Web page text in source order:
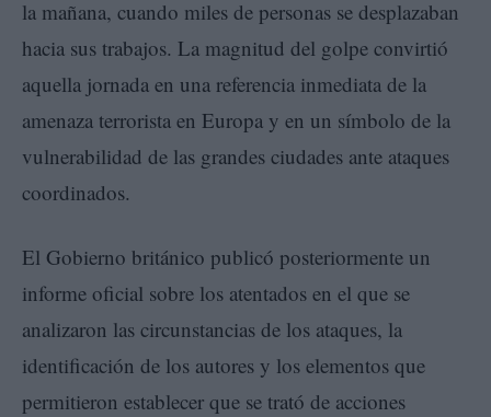
la mañana, cuando miles de personas se desplazaban
hacia sus trabajos. La magnitud del golpe convirtió
aquella jornada en una referencia inmediata de la
amenaza terrorista en Europa y en un símbolo de la
vulnerabilidad de las grandes ciudades ante ataques
coordinados.
El Gobierno británico publicó posteriormente un
informe oficial sobre los atentados en el que se
analizaron las circunstancias de los ataques, la
identificación de los autores y los elementos que
permitieron establecer que se trató de acciones